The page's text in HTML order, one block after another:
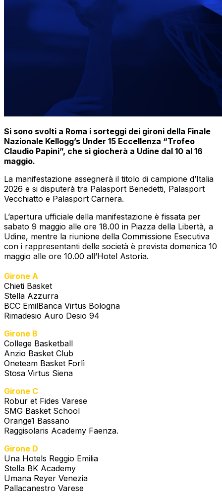
Si sono svolti a Roma i sorteggi dei gironi della Finale
Nazionale Kellogg’s Under 15 Eccellenza “Trofeo
Claudio Papini”, che si giocherà a Udine dal 10 al 16
maggio.
La manifestazione assegnerà il titolo di campione d’Italia
2026 e si disputerà tra Palasport Benedetti, Palasport
Vecchiatto e Palasport Carnera.
L’apertura ufficiale della manifestazione è fissata per
sabato 9 maggio alle ore 18.00 in Piazza della Libertà, a
Udine, mentre la riunione della Commissione Esecutiva
con i rappresentanti delle società è prevista domenica 10
maggio alle ore 10.00 all’Hotel Astoria.
Girone A
Chieti Basket
Stella Azzurra
BCC EmilBanca Virtus Bologna
Rimadesio Auro Desio 94
Girone B
College Basketball
Anzio Basket Club
Oneteam Basket Forlì
Stosa Virtus Siena
Girone C
Robur et Fides Varese
SMG Basket School
Orange1 Bassano
Raggisolaris Academy Faenza.
Girone D
Una Hotels Reggio Emilia
Stella BK Academy
Umana Reyer Venezia
Pallacanestro Varese